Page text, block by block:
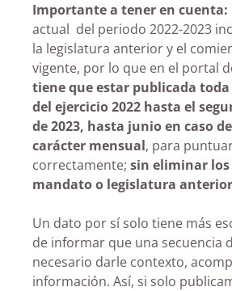
Importante a tener en cuenta:
actual del periodo 2022-2023
la legislatura anterior y el
vigente, por lo que en el portal
tiene que estar publicada
del ejercicio 2022 hasta el
de 2023, hasta junio en caso
carácter mensual, para
correctamente; sin eliminar
mandato o legislatura anterior
Un dato por sí solo tiene más
de informar que una secuencia
necesario darle contexto,
información. Así, si solo